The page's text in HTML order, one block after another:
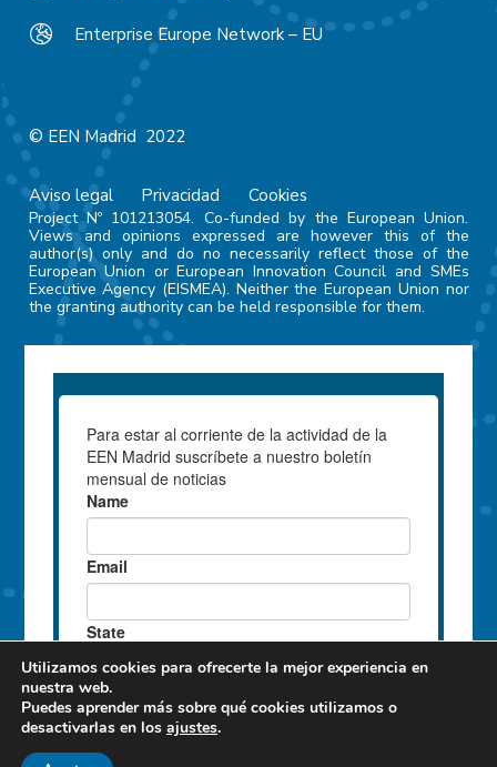
Enterprise Europe Network – EU
© EEN Madrid 2022
Aviso legal Privacidad Cookies
Project Nº 101213054. Co-funded by the European Union.
Views and opinions expressed are however this of the
author(s) only and do no necessarily reflect those of the
European Union or European Innovation Council and SMEs
Executive Agency (EISMEA). Neither the European Union nor
the granting authority can be held responsible for them.
Utilizamos cookies para ofrecerte la mejor experiencia en
nuestra web.
Puedes aprender más sobre qué cookies utilizamos o
desactivarlas en los ajustes.